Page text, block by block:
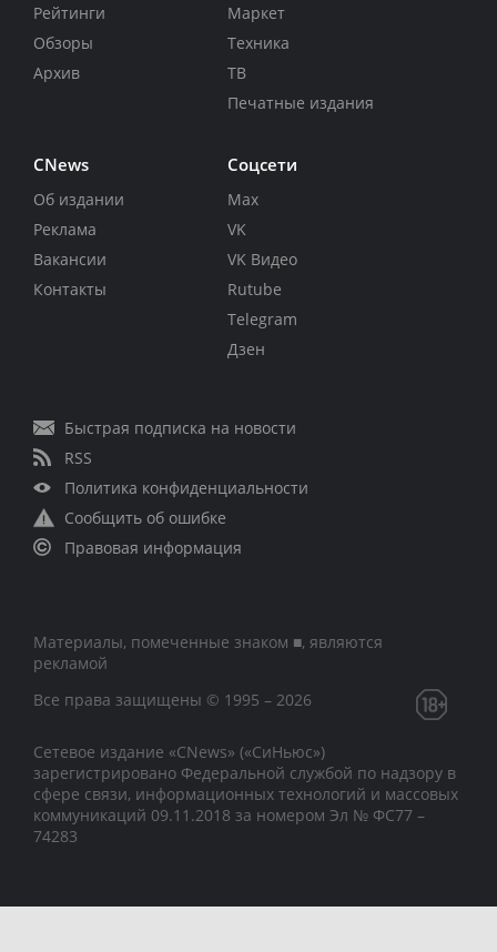
Рейтинги
Обзоры
Архив
Маркет
Техника
ТВ
Печатные издания
CNews
Об издании
Реклама
Вакансии
Контакты
Соцсети
Max
VK
VK Видео
Rutube
Telegram
Дзен
Быстрая подписка на новости
RSS
Политика конфиденциальности
Сообщить об ошибке
Правовая информация
Материалы, помеченные знаком ■, являются
рекламой
Все права защищены © 1995 – 2026
Сетевое издание «CNews» («СиНьюс»)
зарегистрировано Федеральной службой по надзору в
сфере связи, информационных технологий и массовых
коммуникаций 09.11.2018 за номером Эл № ФС77 –
74283